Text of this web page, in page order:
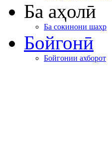
Ба аҳолӣ
Ба сокинони шаҳр
Бойгонӣ
Бойгонии ахборот